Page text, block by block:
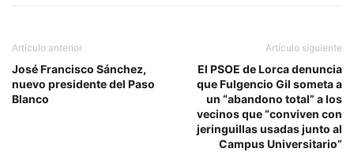
Artículo anterior
José Francisco Sánchez,
nuevo presidente del Paso
Blanco
Artículo siguiente
El PSOE de Lorca denuncia
que Fulgencio Gil someta a
un “abandono total” a los
vecinos que “conviven con
jeringuillas usadas junto al
Campus Universitario”